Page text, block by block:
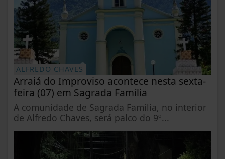
ALFREDO CHAVES
Arraiá do Improviso acontece nesta sexta-
feira (07) em Sagrada Família
A comunidade de Sagrada Família, no interior
de Alfredo Chaves, será palco do 9º...